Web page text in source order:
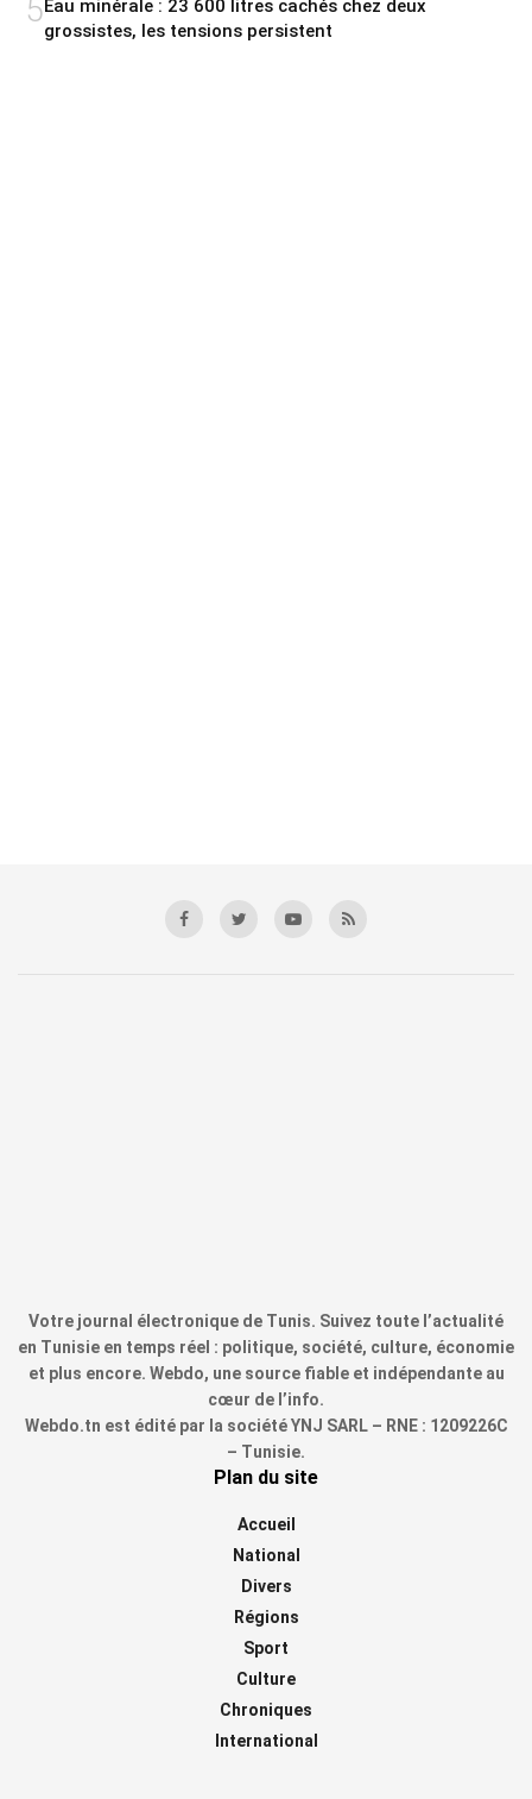
5Eau minérale : 23 600 litres cachés chez deux
grossistes, les tensions persistent
Votre journal électronique de Tunis. Suivez toute l’actualité
en Tunisie en temps réel : politique, société, culture, économie
et plus encore. Webdo, une source fiable et indépendante au
cœur de l’info.
Webdo.tn est édité par la société YNJ SARL – RNE : 1209226C
– Tunisie.
Plan du site
Accueil
National
Divers
Régions
Sport
Culture
Chroniques
International